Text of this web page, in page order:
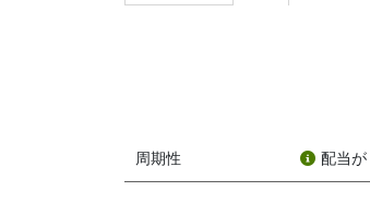
配当金とは、企業が株主に支
配当支払日は1つの日付だけ
Mazda Motor Corp.が配当金
周期性 配当